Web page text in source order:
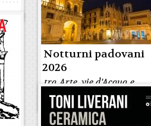
Notturni padovani
2026
tra Arte, vie d'Acqua e
Sapori